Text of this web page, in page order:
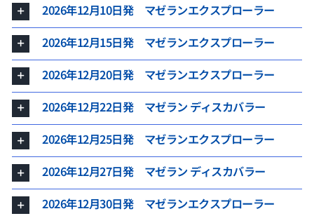
2026年12月10日発 マゼランエクスプローラー
2026年12月15日発 マゼランエクスプローラー
2026年12月20日発 マゼランエクスプローラー
2026年12月22日発 マゼラン ディスカバラー
2026年12月25日発 マゼランエクスプローラー
2026年12月27日発 マゼラン ディスカバラー
2026年12月30日発 マゼランエクスプローラー